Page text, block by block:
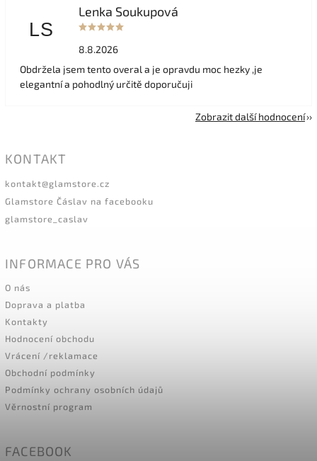
LS
Lenka Soukupová
8.8.2026
Obdržela jsem tento overal a je opravdu moc hezky ,je
elegantní a pohodlný určitě doporučuji
Zobrazit další hodnocení
KONTAKT
kontakt@glamstore.cz
Glamstore Čáslav na facebooku
glamstore_caslav
INFORMACE PRO VÁS
O nás
Doprava a platba
Kontakty
Hodnocení obchodu
Vrácení /reklamace
Obchodní podmínky
Podmínky ochrany osobních údajů
Věrnostní program
FACEBOOK